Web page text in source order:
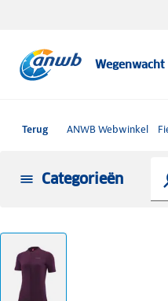
Wegenwacht
Terug ANWB Webwinkel
Categorieën